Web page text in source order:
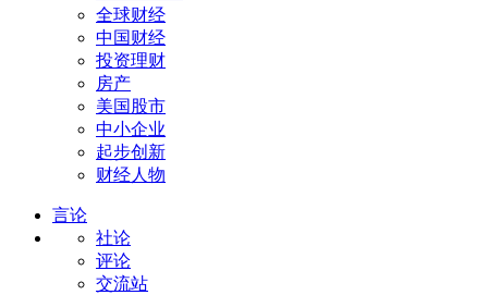
全球财经
中国财经
投资理财
房产
美国股市
中小企业
起步创新
财经人物
言论
社论
评论
交流站